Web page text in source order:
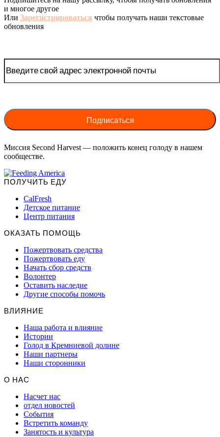
и многое другое
Или Зарегистрироваться чтобы получать наши текстовые
обновления
Миссия Second Harvest — положить конец голоду в нашем
сообществе.
ПОЛУЧИТЬ ЕДУ
CalFresh
Детское питание
Центр питания
ОКАЗАТЬ ПОМОЩЬ
Пожертвовать средства
Пожертвовать еду
Начать сбор средств
Волонтер
Оставить наследие
Другие способы помочь
ВЛИЯНИЕ
Наша работа и влияние
Истории
Голод в Кремниевой долине
Наши партнеры
Наши сторонники
О НАС
Насчет нас
отдел новостей
События
Встретить команду
Занятость и культура